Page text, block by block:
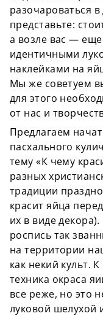
разочароваться
представьте:
а возле вас — еще
идентичными
наклейками на
Мы же советуем
для этого
от нас и
Предлагаем
пасхального
тему «К чему
разных
традиции
красит яйца
их в виде
роспись так
на территории
как некий культ.
техника окраса
все реже, но это
луковой шелухой